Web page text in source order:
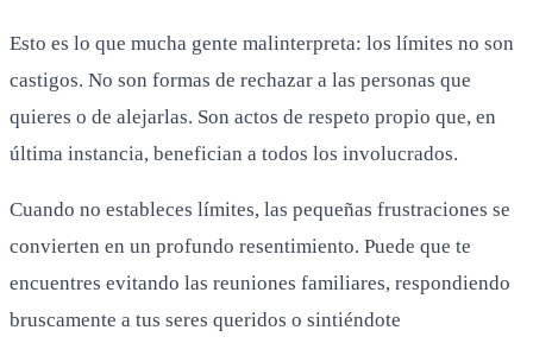
Esto es lo que mucha gente malinterpreta: los límites no son
castigos. No son formas de rechazar a las personas que
quieres o de alejarlas. Son actos de respeto propio que, en
última instancia, benefician a todos los involucrados.
Cuando no estableces límites, las pequeñas frustraciones se
convierten en un profundo resentimiento. Puede que te
encuentres evitando las reuniones familiares, respondiendo
bruscamente a tus seres queridos o sintiéndote